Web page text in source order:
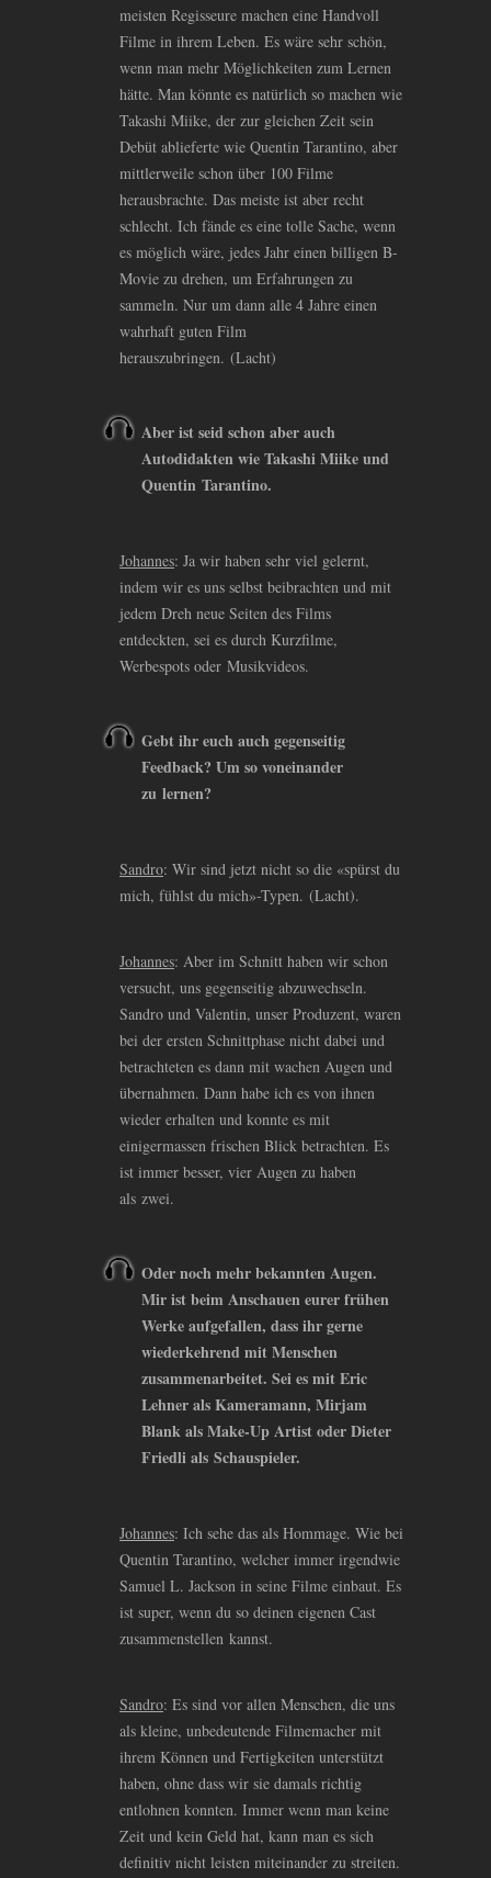
meisten Regisseure machen eine Handvoll
Filme in ihrem Leben. Es wäre sehr schön,
wenn man mehr Möglichkeiten zum Lernen
hätte. Man könnte es natürlich so machen wie
Takashi Miike, der zur gleichen Zeit sein
Debüt ablieferte wie Quentin Tarantino, aber
mittlerweile schon über 100 Filme
herausbrachte. Das meiste ist aber recht
schlecht. Ich fände es eine tolle Sache, wenn
es möglich wäre, jedes Jahr einen billigen B-
Movie zu drehen, um Erfahrungen zu
sammeln. Nur um dann alle 4 Jahre einen
wahrhaft guten Film
herauszubringen. (Lacht)
Aber ist seid schon aber auch
Autodidakten wie Takashi Miike und
Quentin Tarantino.
Johannes: Ja wir haben sehr viel gelernt,
indem wir es uns selbst beibrachten und mit
jedem Dreh neue Seiten des Films
entdeckten, sei es durch Kurzfilme,
Werbespots oder Musikvideos.
Gebt ihr euch auch gegenseitig
Feedback? Um so voneinander
zu lernen?
Sandro: Wir sind jetzt nicht so die «spürst du
mich, fühlst du mich»-Typen. (Lacht).
Johannes: Aber im Schnitt haben wir schon
versucht, uns gegenseitig abzuwechseln.
Sandro und Valentin, unser Produzent, waren
bei der ersten Schnittphase nicht dabei und
betrachteten es dann mit wachen Augen und
übernahmen. Dann habe ich es von ihnen
wieder erhalten und konnte es mit
einigermassen frischen Blick betrachten. Es
ist immer besser, vier Augen zu haben
als zwei.
Oder noch mehr bekannten Augen.
Mir ist beim Anschauen eurer frühen
Werke aufgefallen, dass ihr gerne
wiederkehrend mit Menschen
zusammenarbeitet. Sei es mit Eric
Lehner als Kameramann, Mirjam
Blank als Make-Up Artist oder Dieter
Friedli als Schauspieler.
Johannes: Ich sehe das als Hommage. Wie bei
Quentin Tarantino, welcher immer irgendwie
Samuel L. Jackson in seine Filme einbaut. Es
ist super, wenn du so deinen eigenen Cast
zusammenstellen kannst.
Sandro: Es sind vor allen Menschen, die uns
als kleine, unbedeutende Filmemacher mit
ihrem Können und Fertigkeiten unterstützt
haben, ohne dass wir sie damals richtig
entlohnen konnten. Immer wenn man keine
Zeit und kein Geld hat, kann man es sich
definitiv nicht leisten miteinander zu streiten.